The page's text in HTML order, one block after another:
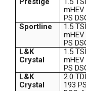
mHEV
PS
Sportline
1.5 TSI
mHEV
PS
L&K
Crystal
1.5 TSI
mHEV
PS
L&K
Crystal
2.0 TDI
193 PS